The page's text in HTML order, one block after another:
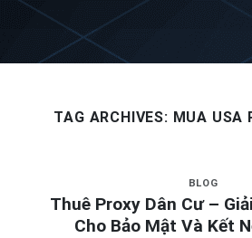
Skip
content
TAG ARCHIVES: MUA USA
BLOG
Thuê Proxy Dân Cư –
Cho Bảo Mật Và Kết